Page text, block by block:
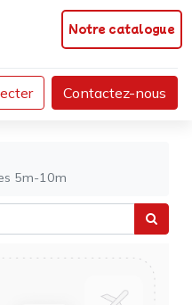
Notre catalogue
Contactez-nous
5m-10m